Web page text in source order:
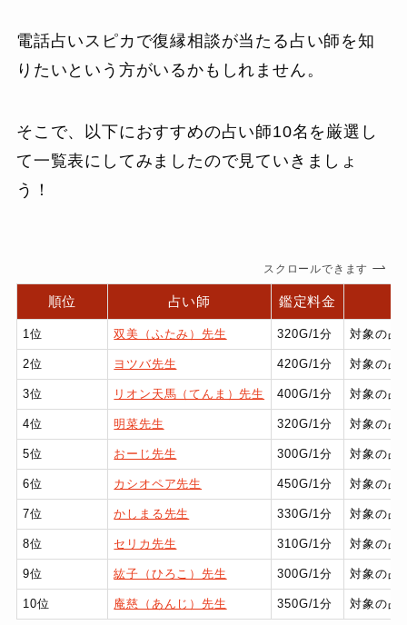
電話占いスピカで復縁相談が当たる占い師を知
りたいという方がいるかもしれません。
そこで、以下におすすめの占い師10名を厳選し
て一覧表にしてみましたので見ていきましょ
う！
スクロールできます
順位 占い師 鑑定料金
1位 双美（ふたみ）先生 320G/1分 対象の占
2位 ヨツバ先生 420G/1分 対象の占
3位 リオン天馬（てんま）先生 400G/1分 対象の占
4位 明菜先生 320G/1分 対象の占
5位 おーじ先生 300G/1分 対象の占
6位 カシオペア先生 450G/1分 対象の占
7位 かしまる先生 330G/1分 対象の占
8位 セリカ先生 310G/1分 対象の占
9位 紘子（ひろこ）先生 300G/1分 対象の占
10位 庵慈（あんじ）先生 350G/1分 対象の占